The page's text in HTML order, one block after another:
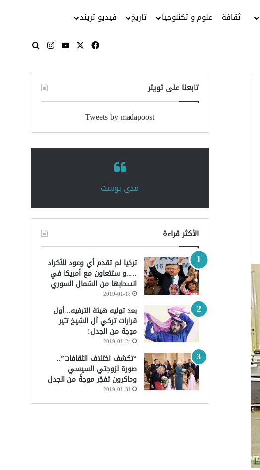
ثقافة علوم و تكنلوجيا تاريخ فيديو تريند
فيسبوك
‫X
‫YouTube
انستقرامبحث عن
تابعنا على تويتر
Tweets by madapoost
‏مدى بوست‏
الأكثر قراءة
تركيا لم تقدم أي وعود للأكراد
…..و ستتعاون مع أمريكا في
انسحابها من الشمال السوري
2019-01-18
بعد توليه هيئة الترفيه…أول
قرارات تركي آل الشيخ تثير
موجة من الجدل!
2019-01-24
“تكشف اختلاف الثقافات”..
صورة لزوجتي السيسي
وماكرون تفجّر موجةً من الجدل
2019-01-31